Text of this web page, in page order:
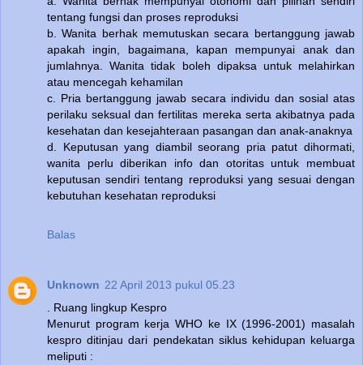
tentang fungsi dan proses reproduksi
b. Wanita berhak memutuskan secara bertanggung jawab
apakah ingin, bagaimana, kapan mempunyai anak dan
jumlahnya. Wanita tidak boleh dipaksa untuk melahirkan
atau mencegah kehamilan
c. Pria bertanggung jawab secara individu dan sosial atas
perilaku seksual dan fertilitas mereka serta akibatnya pada
kesehatan dan kesejahteraan pasangan dan anak-anaknya
d. Keputusan yang diambil seorang pria patut dihormati,
wanita perlu diberikan info dan otoritas untuk membuat
keputusan sendiri tentang reproduksi yang sesuai dengan
kebutuhan kesehatan reproduksi
Balas
Unknown 22 April 2013 pukul 05.23
. Ruang lingkup Kespro
Menurut program kerja WHO ke IX (1996-2001) masalah
kespro ditinjau dari pendekatan siklus kehidupan keluarga
meliputi :